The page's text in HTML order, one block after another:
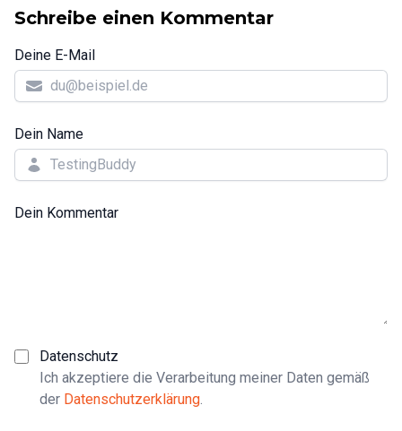
Schreibe einen Kommentar
Deine E-Mail
Dein Name
Dein Kommentar
Datenschutz
Ich akzeptiere die Verarbeitung meiner Daten gemäß
der Datenschutzerklärung